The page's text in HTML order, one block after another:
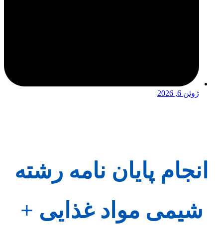
ژوئن 6, 2026
انجام پایان نامه رشته
شیمی مواد غذایی +